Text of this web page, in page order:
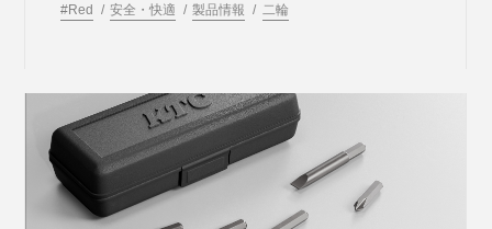
#Red 安全・快適 製品情報 二輪